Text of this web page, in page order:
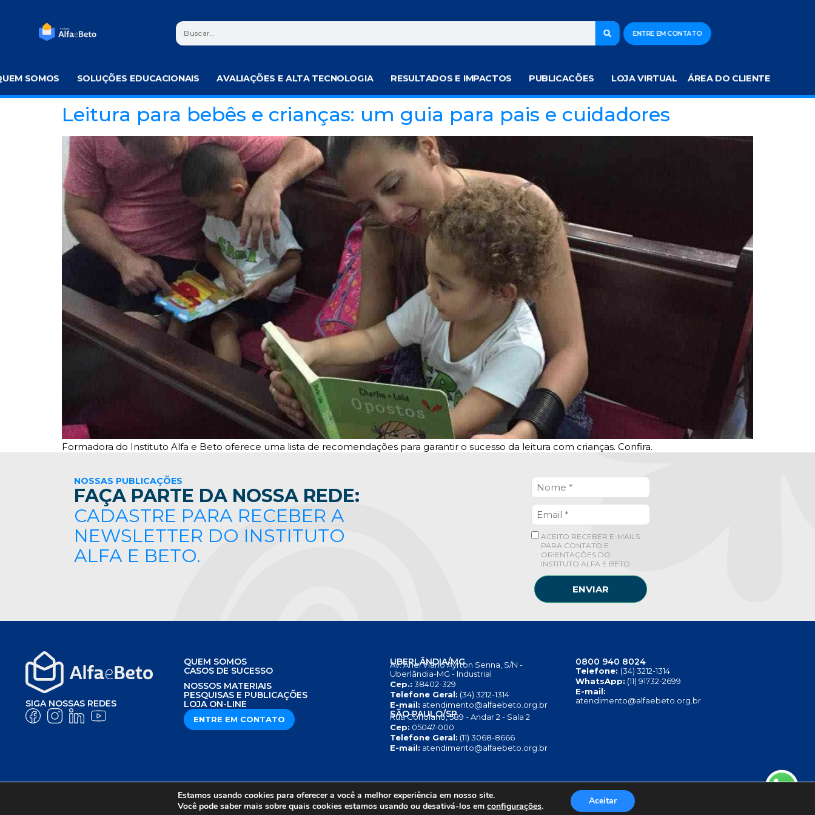
ENTRE EM CONTATO
SOMOS SOLUÇÕES EDUCACIONAIS AVALIAÇÕES E ALTA TECNOLOGIA RESULTADOS E IMPACTOS PUBLICACÕES LOJA VIRTUAL ÁREA DO CLIENTE
Leitura para bebês e crianças: um guia para pais e cuidadores
Formadora do Instituto Alfa e Beto oferece uma lista de recomendações para garantir o sucesso da leitura com crianças. Confira.
NOSSAS PUBLICAÇÕES
FAÇA PARTE DA NOSSA REDE:
CADASTRE PARA RECEBER A
NEWSLETTER DO INSTITUTO
ALFA E BETO.
ACEITO RECEBER E-MAILS
PARA CONTATO E
ORIENTAÇÕES DO
INSTITUTO ALFA E BETO.
ENVIAR
SIGA NOSSAS REDES
QUEM SOMOS
CASOS DE SUCESSO
NOSSOS MATERIAIS
PESQUISAS E PUBLICAÇÕES
LOJA ON-LINE
ENTRE EM CONTATO
UBERLÂNDIA/MG
Av. Anel Viário Ayrton Senna, S/N -
Uberlândia-MG - Industrial
Cep.: 38402-329
Telefone Geral: (34) 3212-1314
E-mail: atendimento@alfaebeto.org.br
SÃO PAULO/SP
Rua Coriolano, 589 - Andar 2 - Sala 2
Cep: 05047-000
Telefone Geral: (11) 3068-8666
E-mail: atendimento@alfaebeto.org.br
0800 940 8024
Telefone: (34) 3212-1314
WhatsApp: (11) 91732-2699
E-mail:
atendimento@alfaebeto.org.br
AVISO DE PRIVACIDADE POLÍTICA DE PRIVACIDADE AVISO SOBRE COOKIES COPYRIGHT 2025 © INSTITUTO ALFA E BETO - 08.458.084/0001-13
Estamos usando cookies para oferecer a você a melhor experiência em nosso site.
Você pode saber mais sobre quais cookies estamos usando ou desativá-los emconfigurações. Aceitar